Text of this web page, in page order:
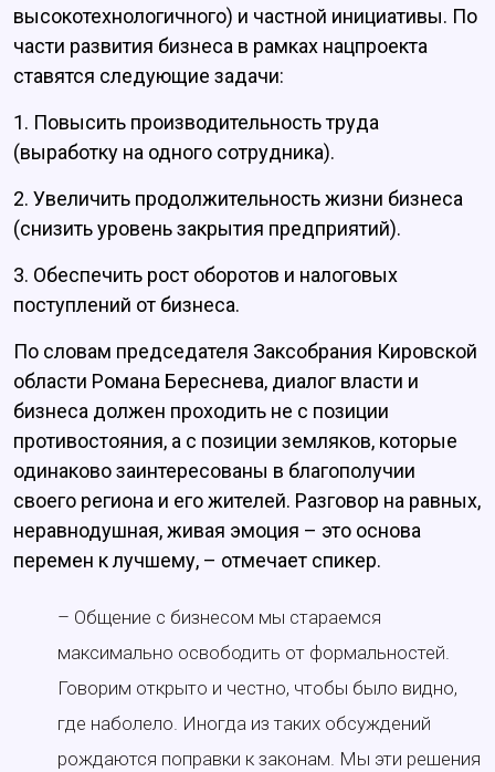
высокотехнологичного) и частной инициативы. По
части развития бизнеса в рамках нацпроекта
ставятся следующие задачи:
1. Повысить производительность труда
(выработку на одного сотрудника).
2. Увеличить продолжительность жизни бизнеса
(снизить уровень закрытия предприятий).
3. Обеспечить рост оборотов и налоговых
поступлений от бизнеса.
По словам председателя Заксобрания Кировской
области Романа Береснева, диалог власти и
бизнеса должен проходить не с позиции
противостояния, а с позиции земляков, которые
одинаково заинтересованы в благополучии
своего региона и его жителей. Разговор на равных,
неравнодушная, живая эмоция – это основа
перемен к лучшему, – отмечает спикер.
– Общение с бизнесом мы стараемся
максимально освободить от формальностей.
Говорим открыто и честно, чтобы было видно,
где наболело. Иногда из таких обсуждений
рождаются поправки к законам. Мы эти решения